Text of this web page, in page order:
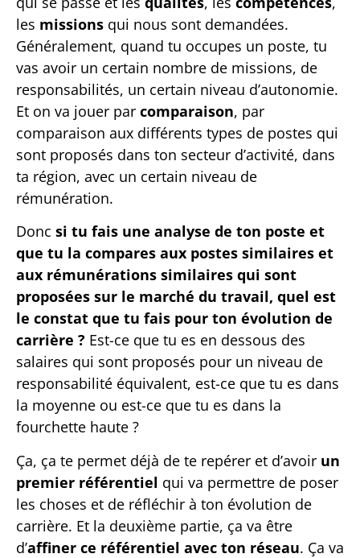
les missions qui nous sont demandées.
Généralement, quand tu occupes un poste, tu
vas avoir un certain nombre de missions, de
responsabilités, un certain niveau d’autonomie.
Et on va jouer par comparaison, par
comparaison aux différents types de postes qui
sont proposés dans ton secteur d’activité, dans
ta région, avec un certain niveau de
rémunération.
Donc si tu fais une analyse de ton poste et
que tu la compares aux postes similaires et
aux rémunérations similaires qui sont
proposées sur le marché du travail, quel est
le constat que tu fais pour ton évolution de
carrière ? Est-ce que tu es en dessous des
salaires qui sont proposés pour un niveau de
responsabilité équivalent, est-ce que tu es dans
la moyenne ou est-ce que tu es dans la
fourchette haute ?
Ça, ça te permet déjà de te repérer et d’avoir un
premier référentiel qui va permettre de poser
les choses et de réfléchir à ton évolution de
carrière. Et la deuxième partie, ça va être
d’affiner ce référentiel avec ton réseau. Ça va